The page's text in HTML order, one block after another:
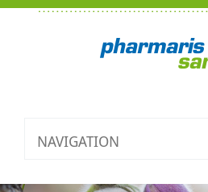
NAVIGATION